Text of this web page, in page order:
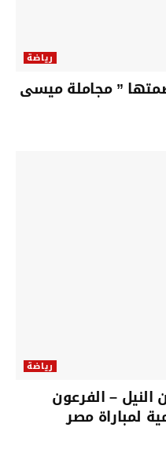
رياضة
” مجاملة ميسى
رياضة
النيل – الفرعون
لمباراة مصر